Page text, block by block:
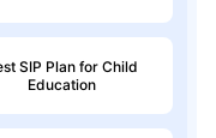
SIP Plan for Child
Education